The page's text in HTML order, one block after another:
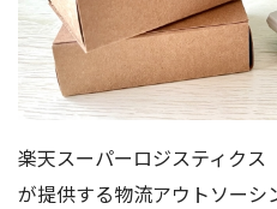
楽天スーパーロジスティクス
が提供する物流アウトソーシ